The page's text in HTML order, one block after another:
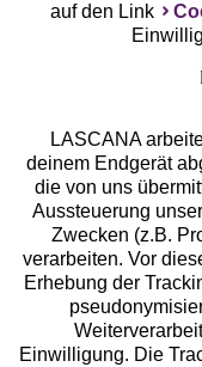
Services
Beratung
Über uns
auf den Link
LASCANA
deinem Endgerät
die von uns
Aussteuerung
Zwecken (z.B.
verarbeiten. Vor
Erhebung der
Einwilligung. Die